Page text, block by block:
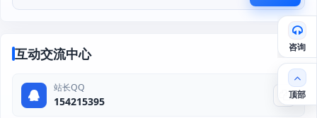
互动交流中心
站长QQ
154215395
咨询
顶部